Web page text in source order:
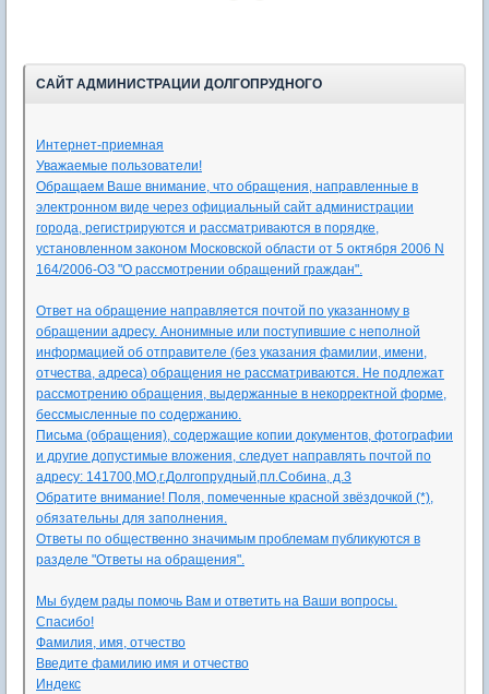
САЙТ АДМИНИСТРАЦИИ ДОЛГОПРУДНОГО
Интернет-приемная
Уважаемые пользователи!
Обращаем Ваше внимание, что обращения, направленные в
электронном виде через официальный сайт администрации
города, регистрируются и рассматриваются в порядке,
установленном законом Московской области от 5 октября 2006 N
164/2006-ОЗ "О рассмотрении обращений граждан".
Ответ на обращение направляется почтой по указанному в
обращении адресу. Анонимные или поступившие с неполной
информацией об отправителе (без указания фамилии, имени,
отчества, адреса) обращения не рассматриваются. Не подлежат
рассмотрению обращения, выдержанные в некорректной форме,
бессмысленные по содержанию.
Письма (обращения), содержащие копии документов, фотографии
и другие допустимые вложения, следует направлять почтой по
адресу: 141700,МО,г.Долгопрудный,пл.Собина, д.3
Обратите внимание! Поля, помеченные красной звёздочкой (*),
обязательны для заполнения.
Ответы по общественно значимым проблемам публикуются в
разделе "Ответы на обращения".
Мы будем рады помочь Вам и ответить на Ваши вопросы.
Спасибо!
Фамилия, имя, отчество
Введите фамилию имя и отчество
Индекс